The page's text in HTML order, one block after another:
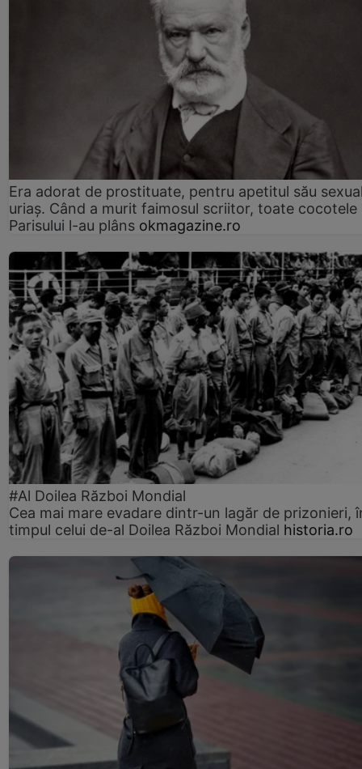
Era adorat de prostituate, pentru apetitul său
uriaș. Când a murit faimosul scriitor, toate cocotele
Parisului l-au plâns okmagazine.ro
#Al Doilea Război Mondial
Cea mai mare evadare dintr-un lagăr de prizonieri,
timpul celui de-al Doilea Război Mondial historia.ro